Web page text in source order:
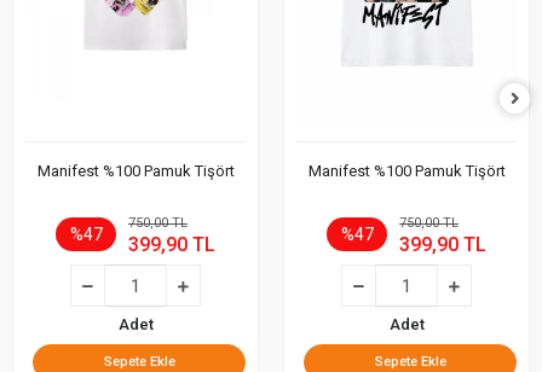
Manifest %100 Pamuk Tişört
%47
750,00 TL
399,90 TL
Adet
Sepete Ekle
Manifest %100 Pamuk Tişört
%47
750,00 TL
399,90 TL
Adet
Sepete Ekle